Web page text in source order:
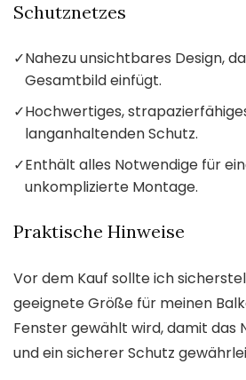
Schutznetzes
✓Nahezu unsichtbares Design,
Gesamtbild einfügt.
✓Hochwertiges,
langanhaltenden Schutz.
✓Enthält alles Notwendige für
unkomplizierte Montage.
Praktische Hinweise
Vor dem Kauf sollte ich
geeignete Größe für meinen
Fenster gewählt wird, damit das
und ein sicherer Schutz